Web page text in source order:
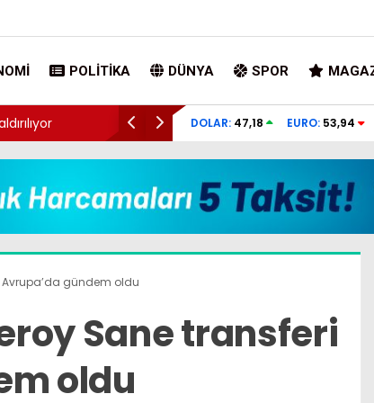
POLITIKA DÜNYA SPOR
Cumhurbaşkanına hakaret
adliyede
DOLAR: 47,18 EURO: 53,94
Avrupa’da gündem oldu
Sane transferi
oldu